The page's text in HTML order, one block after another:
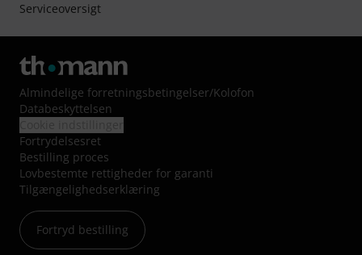
Serviceoversigt
Almindelige forretningsbetingelser/Kolofon
Databeskyttelsen
Fortrydelsesret
Bestilling proces
Lovbestemte rettigheder for garanti
Tilgængelighedserklæring
Fortryd bestilling